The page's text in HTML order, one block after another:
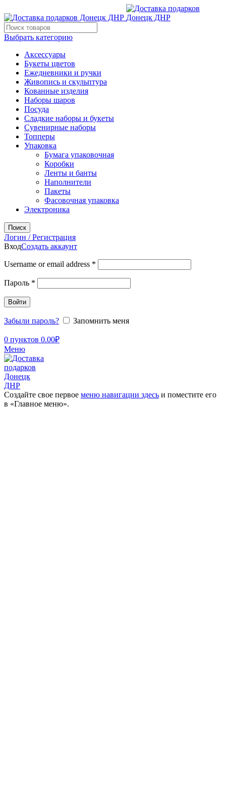
Выбрать категорию
Аксессуары
Букеты цветов
Ежедневники и ручки
Живопись и скульптура
Кованные изделия
Наборы шаров
Посуда
Сладкие наборы и букеты
Сувенирные наборы
Топперы
Упаковка
Бумага упаковочная
Коробки
Ленты и банты
Наполнители
Пакеты
Фасовочная упаковка
Электроника
Поиск
Логин / Регистрация
ВходСоздать аккаунт
Username or email address *
Пароль *
Войти
Забыли пароль? Запомнить меня
0 пунктов 0.00₽
Меню
Создайте свое первое меню навигации здесь и поместите его
в «Главное меню».